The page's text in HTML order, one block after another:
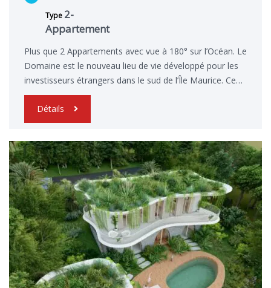
Type 2-
Appartement
Plus que 2 Appartements avec vue à 180° sur l’Océan. Le
Domaine est le nouveau lieu de vie développé pour les
investisseurs étrangers dans le sud de l’Île Maurice. Ce…
Détails